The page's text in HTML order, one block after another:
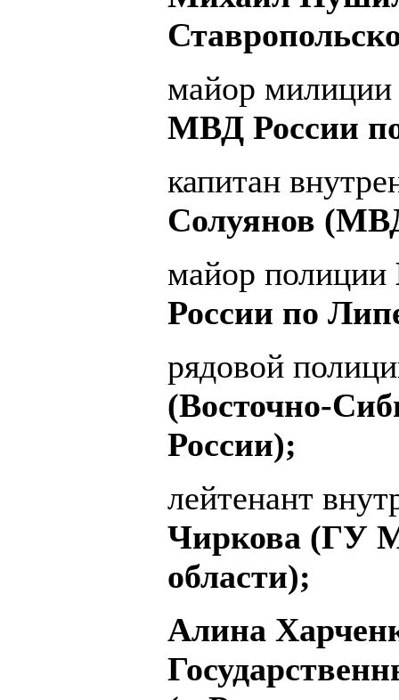
майор милиции
МВД России
капитан
Солуянов
майор полиции
России по
рядовой
(Восточно-
России);
лейтенант
Чиркова (ГУ
области);
Алина